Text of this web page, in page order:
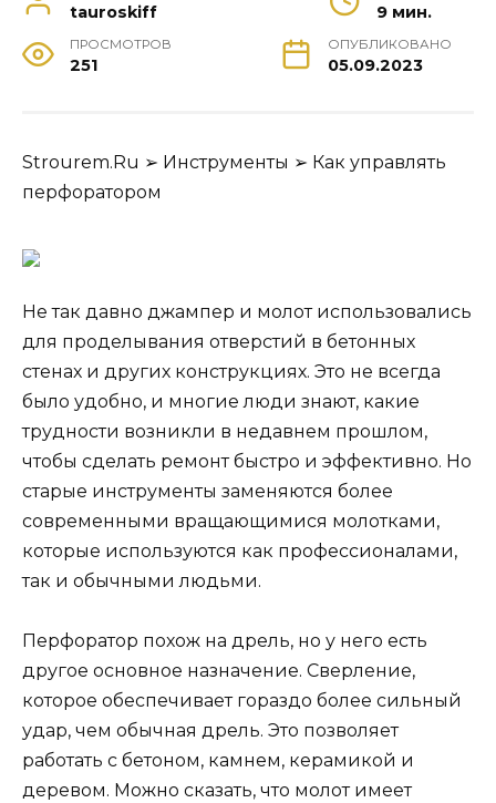
tauroskiff 9 мин.
ПРОСМОТРОВ
251
ОПУБЛИКОВАНО
05.09.2023
Strourem.Ru ➢ Инструменты ➢ Как управлять
перфоратором
Не так давно джампер и молот использовались
для проделывания отверстий в бетонных
стенах и других конструкциях. Это не всегда
было удобно, и многие люди знают, какие
трудности возникли в недавнем прошлом,
чтобы сделать ремонт быстро и эффективно. Но
старые инструменты заменяются более
современными вращающимися молотками,
которые используются как профессионалами,
так и обычными людьми.
Перфоратор похож на дрель, но у него есть
другое основное назначение. Сверление,
которое обеспечивает гораздо более сильный
удар, чем обычная дрель. Это позволяет
работать с бетоном, камнем, керамикой и
деревом. Можно сказать, что молот имеет